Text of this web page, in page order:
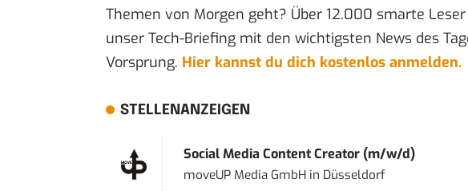
Themen von Morgen geht? Über 12.000 smarte Leser
unser Tech-Briefing mit den wichtigsten News des
Vorsprung. Hier kannst du dich kostenlos anmelden.
STELLENANZEIGEN
Social Media Content Creator (m/w/d)
moveUP Media GmbHin Düsseldorf